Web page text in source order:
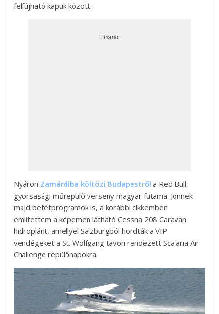
felfújható kapuk között.
Hirdetés
Nyáron Zamárdiba költözi Budapestről a Red Bull
gyorsasági műrepülő verseny magyar futama. Jönnek
majd betétprogramok is, a korábbi cikkemben
említettem a képemen látható Cessna 208 Caravan
hidroplánt, amellyel Salzburgból hordták a VIP
vendégeket a St. Wolfgang tavon rendezett Scalaria Air
Challenge repülőnapokra.